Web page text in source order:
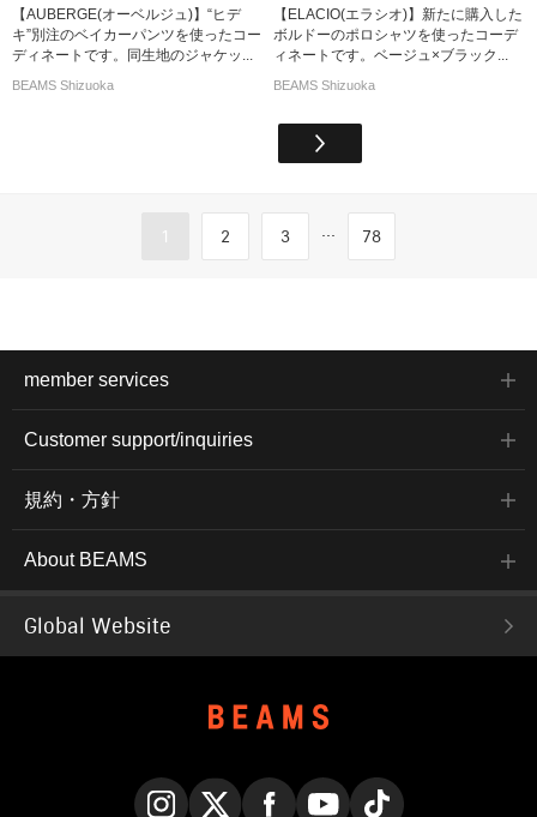
【AUBERGE(オーベルジュ)】“ヒデ
キ”別注のベイカーパンツを使ったコー
ディネートです。同生地のジャケッ...
BEAMS Shizuoka
【ELACIO(エラシオ)】新たに購入した
ボルドーのポロシャツを使ったコーデ
ィネートです。ベージュ×ブラック...
BEAMS Shizuoka
1 2 3 ... 78
member services
Customer support/inquiries
規約・方針
About BEAMS
Global Website